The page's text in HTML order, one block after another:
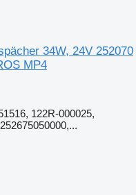
34W, 24V 252070
MP4
122R-000025,